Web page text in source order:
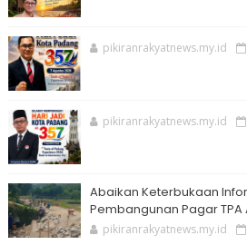
pikiranrakyatnews.my.id
pikiranrakyatnews.my.id
Abaikan Keterbukaan
Pembangunan Pagar TPA
pikiranrakyatnews.my.id